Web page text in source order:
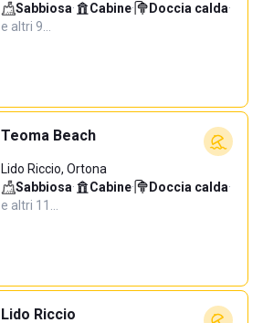
Sabbiosa· Cabine· Doccia calda·
e altri 9…
Teoma Beach
Lido Riccio, Ortona
Sabbiosa· Cabine· Doccia calda·
e altri 11…
Lido Riccio